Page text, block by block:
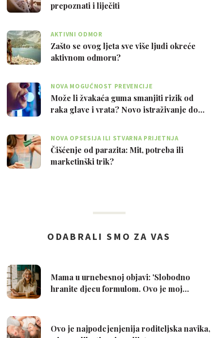
prepoznati i liječiti
AKTIVNI ODMOR
Zašto se ovog ljeta sve više ljudi okreće
aktivnom odmoru?
NOVA MOGUĆNOST PREVENCIJE
Može li žvakaća guma smanjiti rizik od
raka glave i vrata? Novo istraživanje do…
NOVA OPSESIJA ILI STVARNA PRIJETNJA
Čišćenje od parazita: Mit, potreba ili
marketinški trik?